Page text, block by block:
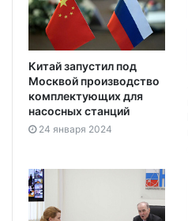
Китай запустил под
Москвой производство
комплектующих для
насосных станций
24 января 2024